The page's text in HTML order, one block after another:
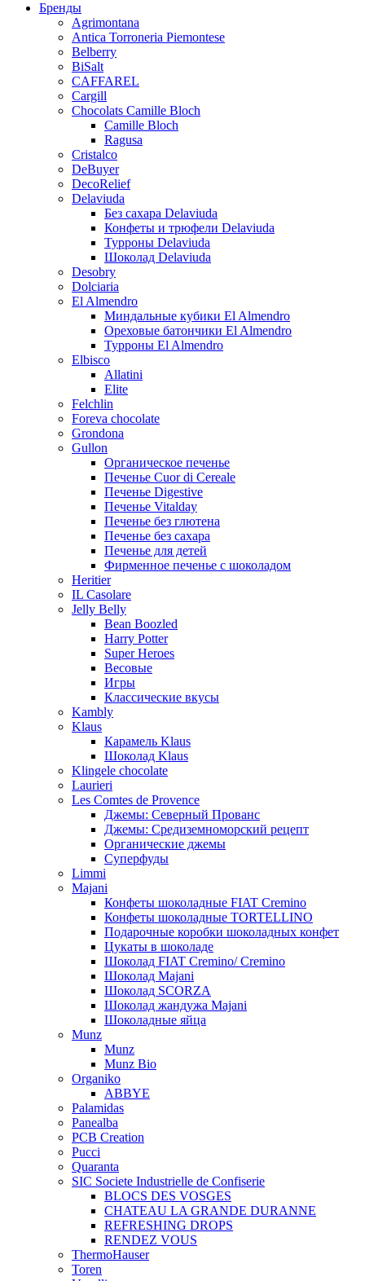
Бренды
Agrimontana
Antica Torroneria Piemontese
Belberry
BiSalt
CAFFAREL
Cargill
Chocolats Camille Bloch
Camille Bloch
Ragusa
Cristalco
DeBuyer
DecoRelief
Delaviuda
Без сахара Delaviuda
Конфеты и трюфели Delaviuda
Турроны Delaviuda
Шоколад Delaviuda
Desobry
Dolciaria
El Almendro
Миндальные кубики El Almendro
Ореховые батончики El Almendro
Турроны El Almendro
Elbisco
Allatini
Elite
Felchlin
Foreva chocolate
Grondona
Gullon
Органическое печенье
Печенье Cuor di Cereale
Печенье Digestive
Печенье Vitalday
Печенье без глютена
Печенье без сахара
Печенье для детей
Фирменное печенье с шоколадом
Heritier
IL Casolare
Jelly Belly
Bean Boozled
Harry Potter
Super Heroes
Весовые
Игры
Классические вкусы
Kambly
Klaus
Карамель Klaus
Шоколад Klaus
Klingele chocolate
Laurieri
Les Comtes de Provence
Джемы: Северный Прованс
Джемы: Средиземноморский рецепт
Органические джемы
Суперфуды
Limmi
Majani
Конфеты шоколадные FIAT Cremino
Конфеты шоколадные TORTELLINO
Подарочные коробки шоколадных конфет
Цукаты в шоколаде
Шоколад FIAT Cremino/ Cremino
Шоколад Majani
Шоколад SCORZA
Шоколад жандужа Majani
Шоколадные яйца
Munz
Munz
Munz Bio
Organiko
ABBYE
Palamidas
Panealba
PCB Creation
Pucci
Quaranta
SIC Societe Industrielle de Confiserie
BLOCS DES VOSGES
CHATEAU LA GRANDE DURANNE
REFRESHING DROPS
RENDEZ VOUS
ThermoHauser
Toren